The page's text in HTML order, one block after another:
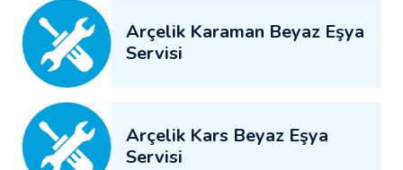
Arçelik Karaman Beyaz Eşya
Servisi
Arçelik Kars Beyaz Eşya
Servisi